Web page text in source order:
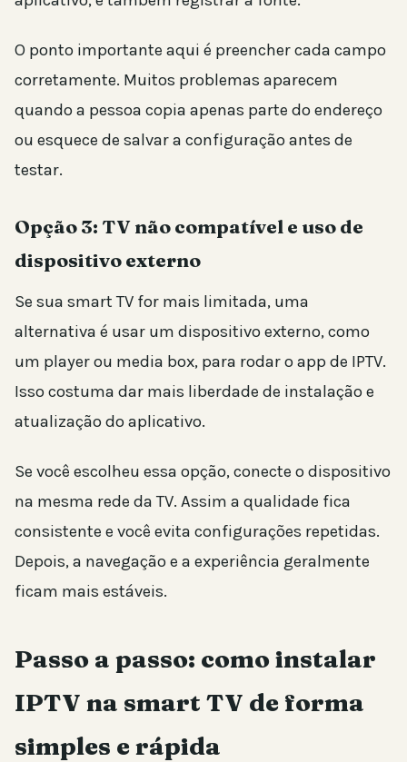
O ponto importante aqui é preencher cada campo
corretamente. Muitos problemas aparecem
quando a pessoa copia apenas parte do endereço
ou esquece de salvar a configuração antes de
testar.
Opção 3: TV não compatível e uso de
dispositivo externo
Se sua smart TV for mais limitada, uma
alternativa é usar um dispositivo externo, como
um player ou media box, para rodar o app de IPTV.
Isso costuma dar mais liberdade de instalação e
atualização do aplicativo.
Se você escolheu essa opção, conecte o dispositivo
na mesma rede da TV. Assim a qualidade fica
consistente e você evita configurações repetidas.
Depois, a navegação e a experiência geralmente
ficam mais estáveis.
Passo a passo: como instalar
IPTV na smart TV de forma
simples e rápida